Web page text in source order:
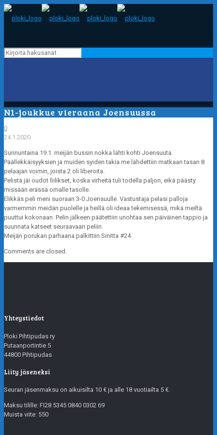
N1-joukkue vieraana Joensuussa
0
24.1.2020
Sunnuntaina 19.1. meijän bussin nokka lähti kohti Joensuuta.
Päällekkäisyyksien ja muiden syiden takia me lähdettiin matkaan tasan 8
pelaajan voimin, joista 2 oli liberoita.
Pelistä jäi oudot ﬁilikset, koska virheitä tuli todella paljon, eikä päästy
missään erässä omalle tasolle.
Elikkäs peli meni suoraan 3-0 Joensuulle. Vastustaja pelasi palloja
varmemmin meidän puolelle ja heillä oli ideaa tekemisessä, mikä meiltä
puuttui kokonaan. Pelin jälkeen päätettiin unohtaa sen päiväinen tappio ja
suunnata katseet seuraavaan peliin.
Meijän porukan parhaana palkittiin Sinitta #24
Comments are closed.
Yhteystiedot
Ploki Pihtipudas ry
Putaanportintie 5
44800 Pihtipudas
Liity jäseneksi
Seuran jäsenmaksu on aikuisilta 10 € ja alle 18 vuotiailta 5 €.
Maksu tilille: FI28 5345 0840 0302 69
Muista viite: 550